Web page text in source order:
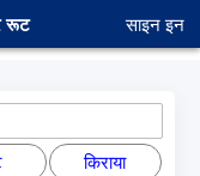
रूट साइन इन
किराया